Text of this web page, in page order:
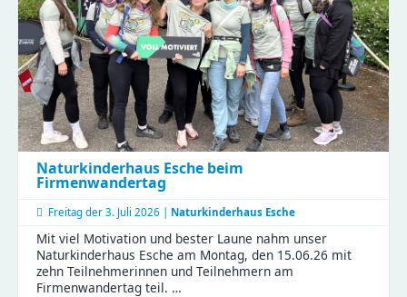
Naturkinderhaus Esche beim
Firmenwandertag
Freitag der 3. Juli 2026 | Naturkinderhaus Esche
Mit viel Motivation und bester Laune nahm unser
Naturkinderhaus Esche am Montag, den 15.06.26 mit
zehn Teilnehmerinnen und Teilnehmern am
Firmenwandertag teil. …